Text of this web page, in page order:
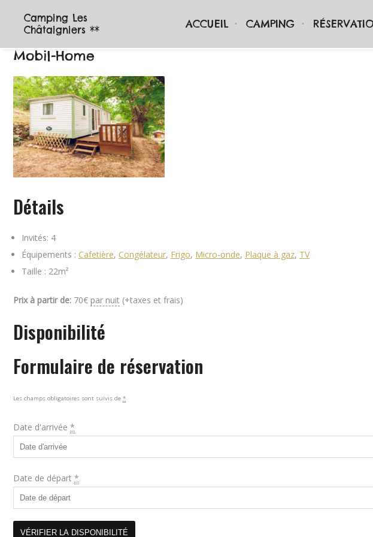
Camping Les
Châtaigniers **
ACCUEIL CAMPING
Mobil-Home
Détails
Invités: 4
Équipements : Cafetière, Congélateur, Frigo, Micro-onde, Plaque à gaz, TV
Taille : 22m²
Prix à partir de: 70€ par nuit (+taxes et frais)
Disponibilité
Formulaire de réservation
Les champs obligatoires sont suivis de *
Date d'arrivée *
Date de départ *